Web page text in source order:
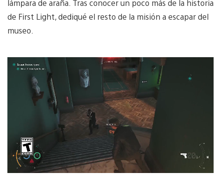
lámpara de araña. Tras conocer un poco más de la historia
de First Light, dediqué el resto de la misión a escapar del
museo.